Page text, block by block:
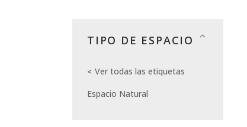
TIPO DE ESPACIO
Ver todas las etiquetas
Espacio Natural